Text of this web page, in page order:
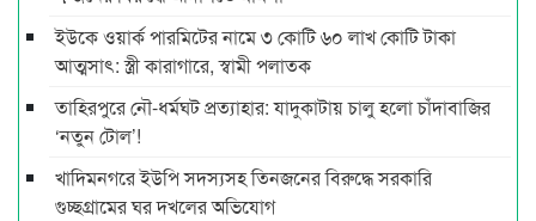
ইউকে ওয়ার্ক পারমিটের নামে ৩ কোটি ৬০ লাখ কোটি টাকা
আত্মসাৎ: স্ত্রী কারাগারে, স্বামী পলাতক
তাহিরপুরে নৌ-ধর্মঘট প্রত্যাহার: যাদুকাটায় চালু হলো চাঁদাবাজির
‘নতুন টোল’!
খাদিমনগরে ইউপি সদস্যসহ তিনজনের বিরুদ্ধে সরকারি
গুচ্ছগ্রামের ঘর দখলের অভিযোগ